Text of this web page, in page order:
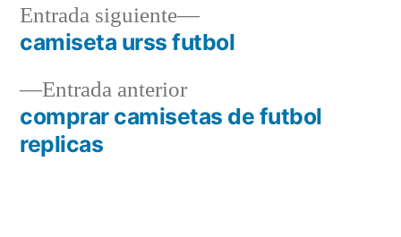
Navegación
de
entradas
Entrada anteriorEntrada
anterior:
comprar camisetas de futbol
replicas
Entrada siguiente
Entrada
siguiente:
camiseta urss futbol